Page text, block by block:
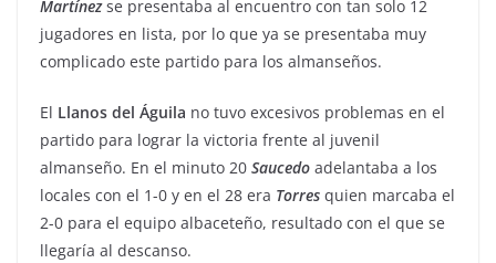
Martínezse presentaba al encuentro con tan solo 12
jugadores en lista, por lo que ya se presentaba muy
complicado este partido para los almanseños.
El Llanos del Águila no tuvo excesivos problemas en el
partido para lograr la victoria frente al juvenil
almanseño. En el minuto 20 Saucedo adelantaba a los
locales con el 1-0 y en el 28 era Torres quien marcaba el
2-0 para el equipo albaceteño, resultado con el que se
llegaría al descanso.